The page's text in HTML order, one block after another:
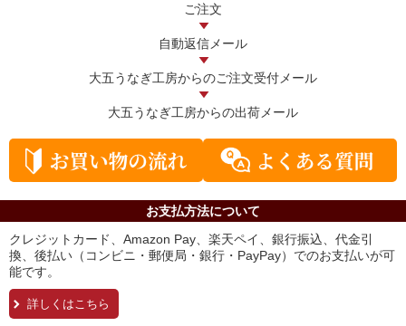
ご注文
自動返信メール
大五うなぎ工房からのご注文受付メール
大五うなぎ工房からの出荷メール
お支払方法について
クレジットカード、Amazon Pay、楽天ペイ、銀行振込、代金引
換、後払い（コンビニ・郵便局・銀行・PayPay）でのお支払いが可
能です。
詳しくはこちら